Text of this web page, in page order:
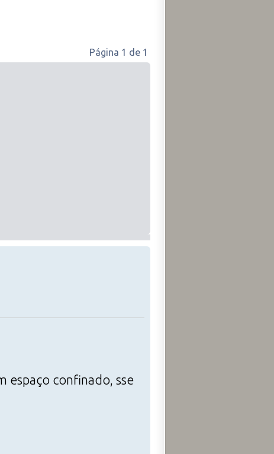
Página 1 de 1
espaço confinado, sse